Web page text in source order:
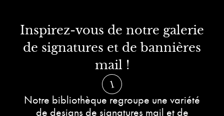
Inspirez-vous de notre galerie
de signatures et de bannières
mail !
1
Notre bibliothèque regroupe une variété
de designs de signatures mail et de